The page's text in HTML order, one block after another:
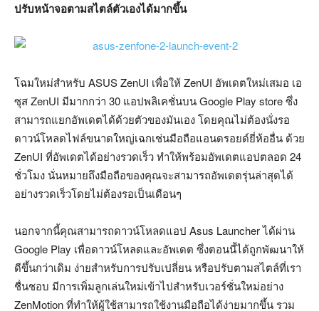
ปรับหน้าจอตามสไตล์ตัวเองได้มากขึ้น
โฉมใหม่สำหรับ ASUS ZenUI เพื่อให้ ZenUI อัพเดตใหม่เสมอ เอ
ซุส ZenUI มีมากกว่า 30 แอปพลิเคชั่นบน Google Play store ซึ่ง
สามารถแยกอัพเดตได้ด้วยตัวของมันเอง โดยคุณไม่ต้องนั่งรอ
ดาวน์โหลดไฟล์ขนาดใหญ่เฉกเช่นมือถือแอนดรอยด์ยี่ห้ออื่น ด้วย
ZenUI ที่อัพเดตได้อย่างรวดเร็ว ทำให้พร้อมอัพเดตแอปตลอด 24
ชั่วโมง นั่นหมายถึงมือถือของคุณจะสามารถอัพเดตรุ่นล่าสุดได้
อย่างรวดเร็วโดยไม่ต้องรอเป็นเดือนๆ
นอกจากนี้คุณสามารถดาวน์โหลดแอป Asus Launcher ได้ผ่าน
Google Play เพื่อดาวน์โหลดและอัพเดต ซึ่งตอนนี้ได้ถูกพัฒนาให้
ดีขึ้นกว่าเดิม ง่ายสำหรับการปรับเปลี่ยน หรือปรับตามสไตล์ที่เรา
ชื่นชอบ มีการเพิ่มลูกเล่นใหม่เข้าไปสำหรับเวอร์ชั่นใหม่อย่าง
ZenMotion ที่ทำให้ผู้ใช้สามารถใช้งานมือถือได้ง่ายมากขึ้น รวม